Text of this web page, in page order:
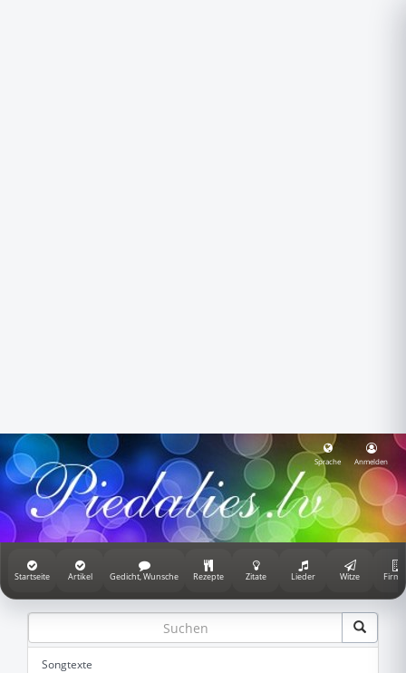
Sprache Anmelden
Startseite Artikel Gedicht, Wunsche Rezepte Zitate Lieder Witze
Songtexte